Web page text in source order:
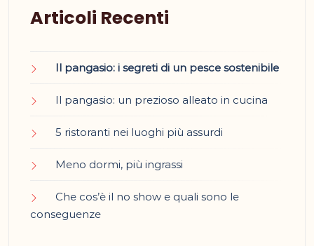
Articoli Recenti
Il pangasio: i segreti di un pesce sostenibile
Il pangasio: un prezioso alleato in cucina
5 ristoranti nei luoghi più assurdi
Meno dormi, più ingrassi
Che cos’è il no show e quali sono le
conseguenze